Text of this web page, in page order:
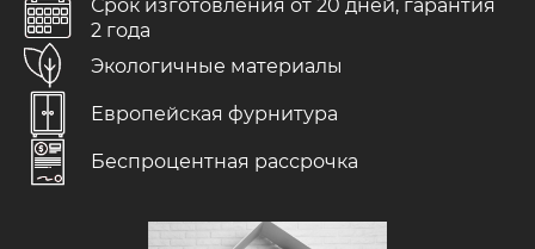
Срок изготовления от 20 дней, гарантия
2 года
Экологичные материалы
Европейская фурнитура
Беспроцентная рассрочка
Выезд замерщика
Дизайн-проект
При заключении договора
>>>